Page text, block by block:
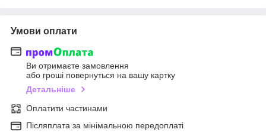
Умови оплати
Ви отримаєте замовлення
або гроші повернуться на вашу картку
Детальніше
Оплатити частинами
Післяплата за мінімальною передоплаті